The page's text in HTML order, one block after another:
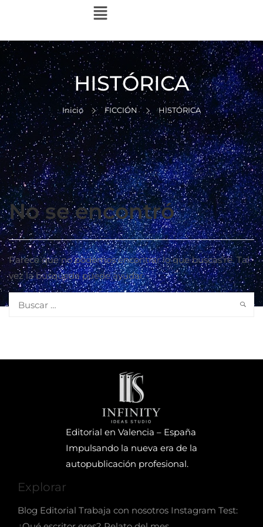
HISTÓRICA
Inicio FICCIÓN HISTÓRICA
No se encontró
Parece que no podemos encontrar lo que buscas’re. Tal
vez la búsqueda puede ayudar.
Editorial en Valencia – España
Impulsando la nueva era de la
autopublicación profesional.
Explorar
Blog Editorial Trabaja con nosotros Instagram Test: